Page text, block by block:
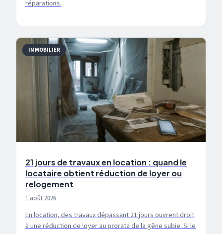
réparations.
IMMOBILIER
21 jours de travaux en location : quand le
locataire obtient réduction de loyer ou
relogement
1 août 2026
En location, des travaux dépassant 21 jours ouvrent droit
à une réduction de loyer au prorata de la gêne subie. Si le